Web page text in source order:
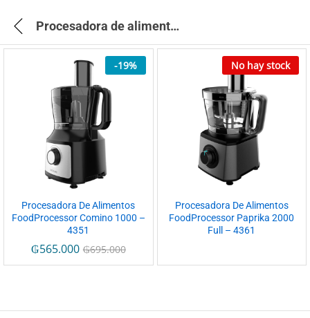
Procesadora de alimentos
-19%
Procesadora De Alimentos
FoodProcessor Comino 1000 –
4351
₲565.000 ₲695.000
No hay stock
Procesadora De Alimentos
FoodProcessor Paprika 2000
Full – 4361